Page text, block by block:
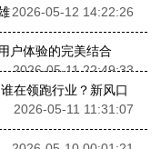
2026-05-12 14:22:26
户体验的完美结合
2026-05-11 22:49:33
在领跑行业？新风口
2026-05-11 11:31:07